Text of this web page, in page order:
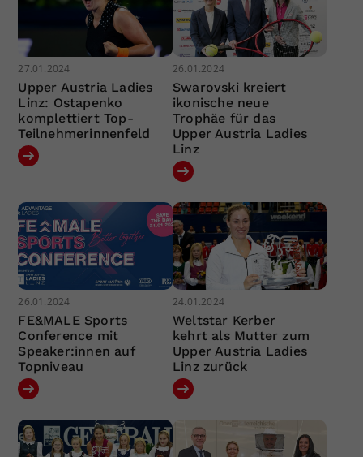
27.01.2024
Upper Austria Ladies
Linz: Ostapenko
komplettiert Top-
Teilnehmerinnenfeld
26.01.2024
Swarovski kreiert
ikonische neue
Trophäe für das
Upper Austria Ladies
Linz
26.01.2024
FE&MALE Sports
Conference mit
Speaker:innen auf
Topniveau
24.01.2024
Weltstar Kerber
kehrt als Mutter zum
Upper Austria Ladies
Linz zurück